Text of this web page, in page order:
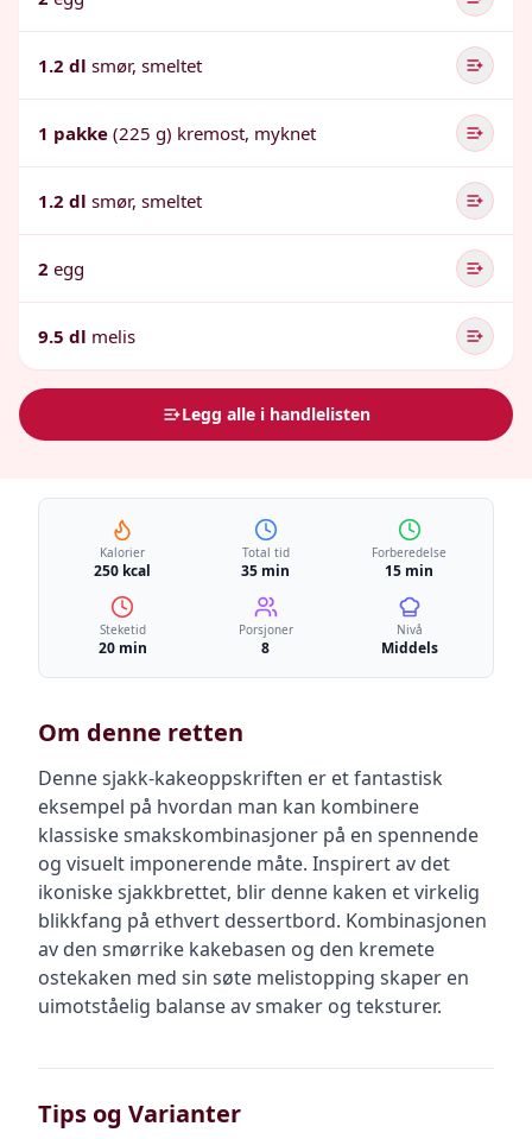
1.2 dl smør, smeltet
1 pakke (225 g) kremost, myknet
1.2 dl smør, smeltet
2 egg
9.5 dl melis
Legg alle i handlelisten
Kalorier
250 kcal
Total tid
35 min
Forberedelse
15 min
Steketid
20 min
Porsjoner
8
Nivå
Middels
Om denne retten
Denne sjakk-kakeoppskriften er et fantastisk
eksempel på hvordan man kan kombinere
klassiske smakskombinasjoner på en spennende
og visuelt imponerende måte. Inspirert av det
ikoniske sjakkbrettet, blir denne kaken et virkelig
blikkfang på ethvert dessertbord. Kombinasjonen
av den smørrike kakebasen og den kremete
ostekaken med sin søte melistopping skaper en
uimotståelig balanse av smaker og teksturer.
Tips og Varianter